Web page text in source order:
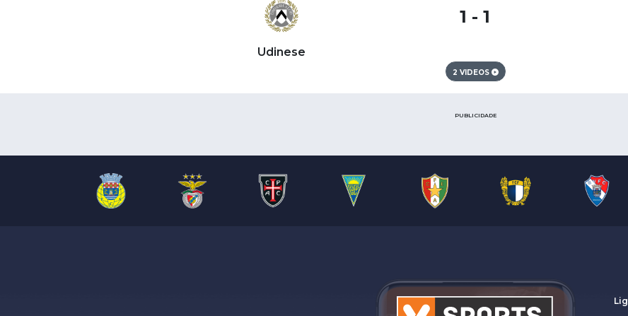
Udinese
1 - 1
2 VIDEOS
PUBLICIDADE